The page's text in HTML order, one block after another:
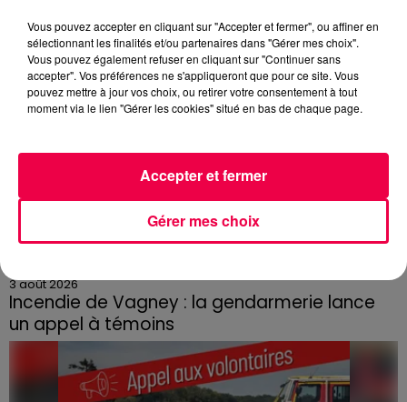
3 août 2026
Incendie de Vagney : la gendarmerie lance
un appel à témoins
Le feu, parti d'une haie avant de se propager au
quartier résidentiel, avait détruit deux habitations et
contraint à l'évacuation d'une centaine de personnes.
Vous pouvez accepter en cliquant sur "Accepter et fermer", ou affiner en
sélectionnant les finalités et/ou partenaires dans "Gérer mes choix".
Vous pouvez également refuser en cliquant sur "Continuer sans
accepter". Vos préférences ne s'appliqueront que pour ce site. Vous
pouvez mettre à jour vos choix, ou retirer votre consentement à tout
moment via le lien "Gérer les cookies" situé en bas de chaque page.
Gérer mes choix
Accepter et fermer